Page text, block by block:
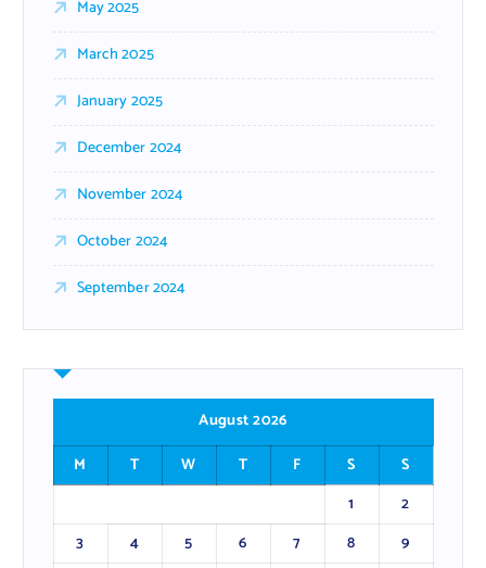
May 2025
March 2025
January 2025
December 2024
November 2024
October 2024
September 2024
August 2026
M
T W T F S
S
1
2
3
4 5 6 7 8
9